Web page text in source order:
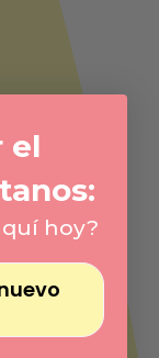
el
hoy?